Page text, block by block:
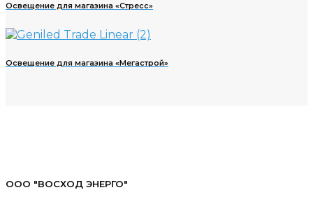
Освещение для магазина «Стресс»
Освещение для магазина «Мегастрой»
ООО "ВОСХОД ЭНЕРГО"